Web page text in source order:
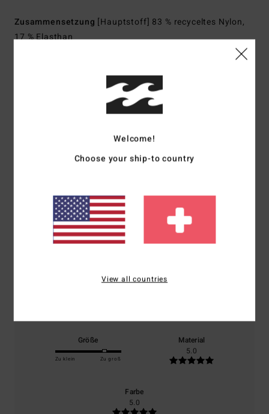
Zusammensetzung [Hauptstoff] 83 % recyceltes Nylon,
17 % Elasthan
Versand & Rückversand
Kundenbewertungen
4.0
basierend auf1 verifizierten Bewertungenseit Juni 2026
Größe
Zu klein Zu groß
Material
5.0
Farbe
5.0
Welcome!
Choose your ship-to country
View all countries